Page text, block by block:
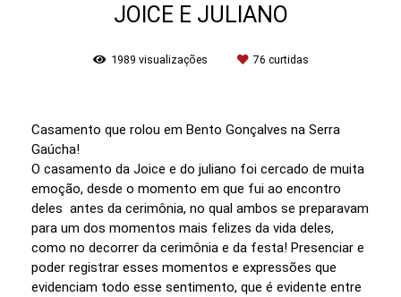
JOICE E JULIANO
1989 visualizações 76 curtidas
Casamento que rolou em Bento Gonçalves na Serra
Gaúcha!
O casamento da Joice e do juliano foi cercado de muita
emoção, desde o momento em que fui ao encontro
deles antes da cerimônia, no qual ambos se preparavam
para um dos momentos mais felizes da vida deles,
como no decorrer da cerimônia e da festa! Presenciar e
poder registrar esses momentos e expressões que
evidenciam todo esse sentimento, que é evidente entre